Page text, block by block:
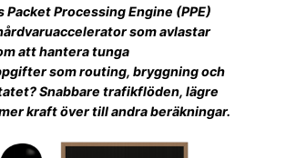
Packet Processing Engine (PPE)
som avlastar
att hantera tunga
som routing, bryggning och
Snabbare trafikflöden, lägre
kraft över till andra beräkningar.